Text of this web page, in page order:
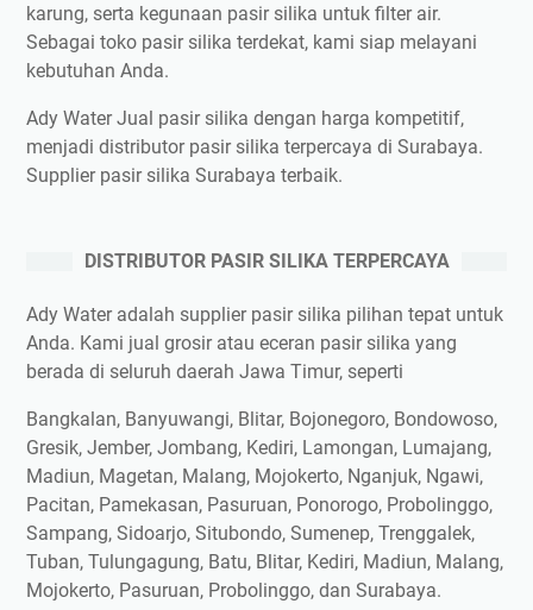
karung, serta kegunaan pasir silika untuk filter air.
Sebagai toko pasir silika terdekat, kami siap melayani
kebutuhan Anda.
Ady Water Jual pasir silika dengan harga kompetitif,
menjadi distributor pasir silika terpercaya di Surabaya.
Supplier pasir silika Surabaya terbaik.
DISTRIBUTOR PASIR SILIKA TERPERCAYA
Ady Water adalah supplier pasir silika pilihan tepat untuk
Anda. Kami jual grosir atau eceran pasir silika yang
berada di seluruh daerah Jawa Timur, seperti
Bangkalan, Banyuwangi, Blitar, Bojonegoro, Bondowoso,
Gresik, Jember, Jombang, Kediri, Lamongan, Lumajang,
Madiun, Magetan, Malang, Mojokerto, Nganjuk, Ngawi,
Pacitan, Pamekasan, Pasuruan, Ponorogo, Probolinggo,
Sampang, Sidoarjo, Situbondo, Sumenep, Trenggalek,
Tuban, Tulungagung, Batu, Blitar, Kediri, Madiun, Malang,
Mojokerto, Pasuruan, Probolinggo, dan Surabaya.